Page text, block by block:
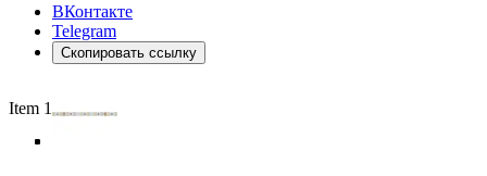
ВКонтакте
Telegram
Скопировать ссылку
Item 1 of 5